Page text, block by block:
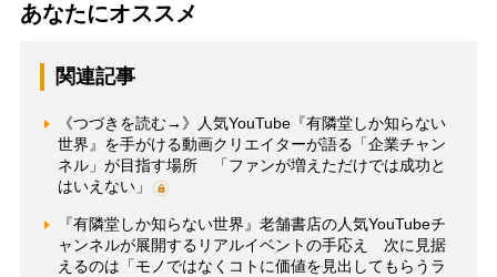
あなたにオススメ
関連記事
《つづきを読む→》人気YouTube『有隣堂しか知らない
世界』を手がける動画クリエイターが語る「企業チャン
ネル」が目指す場所 「ファンが増えただけでは成功と
はいえない」
『有隣堂しか知らない世界』老舗書店の人気YouTubeチ
ャンネルが展開するリアルイベントの手応え 次に見据
えるのは「モノではなくコトに価値を見出してもらうラ